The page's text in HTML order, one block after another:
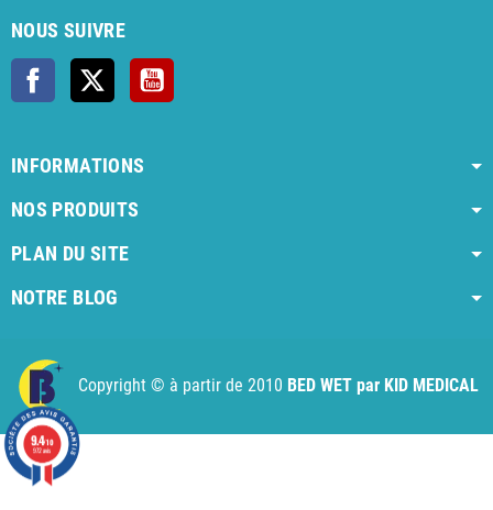
NOUS SUIVRE
Facebook
INFORMATIONS
NOS PRODUITS
PLAN DU SITE
NOTRE BLOG
Copyright © à partir de 2010 BED WET par KID MEDICAL
9.4/10
972 avis